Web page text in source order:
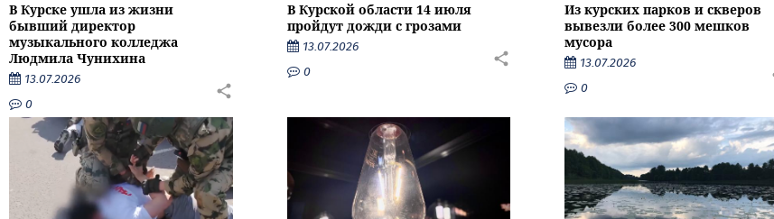
В Курске ушла из жизни
бывший директор
музыкального колледжа
Людмила Чунихина
13.07.2026
0
В Курской области 14 июля
пройдут дожди с грозами
13.07.2026
0
Из курских парков и скверов
вывезли более 300 мешков
мусора
13.07.2026
0